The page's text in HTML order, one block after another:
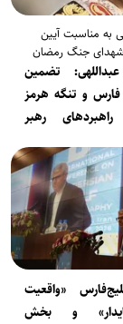
به مناسبت آیین
جنگ رمضان
تضمین
فارس و تنگه هرمز
رهبر
«واقعیت
و بخش